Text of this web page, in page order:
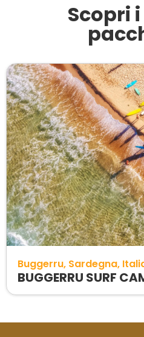
Scopri
Buggerru Sardegna
BUGGERRU SURF